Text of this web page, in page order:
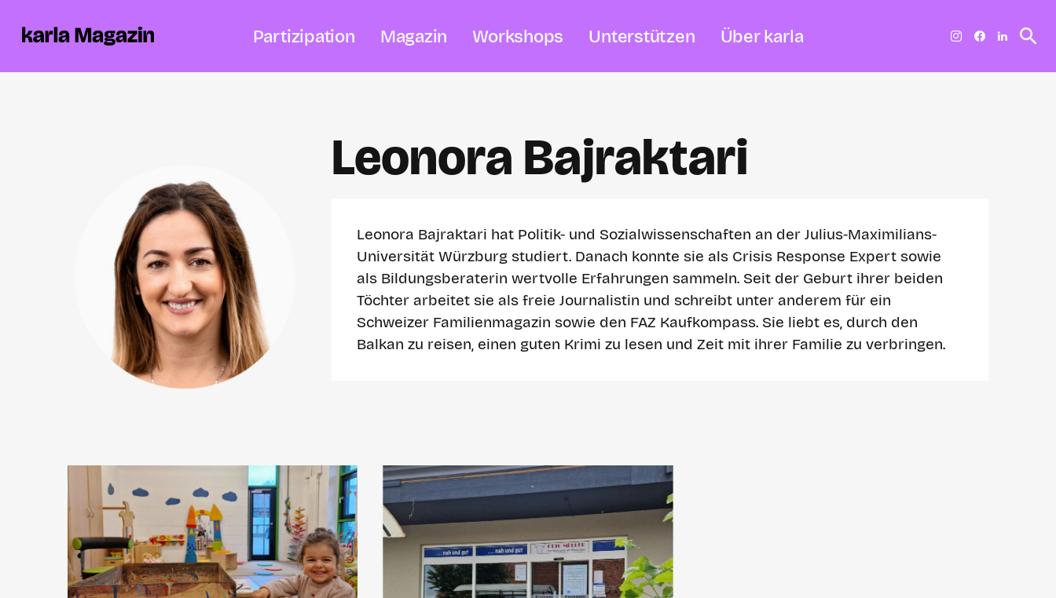
Partizipation Magazin Workshops Unterstützen Über karla
Leonora Bajraktari
Leonora Bajraktari hat Politik- und Sozialwissenschaften an der Julius-Maximilians-
Universität Würzburg studiert. Danach konnte sie als Crisis Response Expert sowie
als Bildungsberaterin wertvolle Erfahrungen sammeln. Seit der Geburt ihrer beiden
Töchter arbeitet sie als freie Journalistin und schreibt unter anderem für ein
Schweizer Familienmagazin sowie den FAZ Kaufkompass. Sie liebt es, durch den
Balkan zu reisen, einen guten Krimi zu lesen und Zeit mit ihrer Familie zu verbringen.